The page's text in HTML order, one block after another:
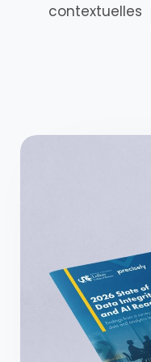
contextuelles